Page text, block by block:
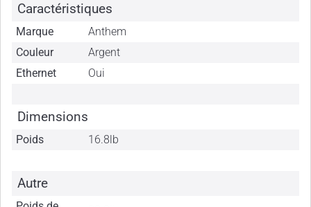
Caractéristiques
Marque
Anthem
Couleur
Argent
Ethernet
Oui
Dimensions
Poids 16.8lb
Autre